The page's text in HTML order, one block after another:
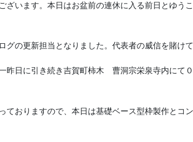
ざいます。本日はお盆前の連休に入る前日とゆう
グの更新担当となりました。代表者の威信を賭け
昨日に引き続き吉賀町柿木 曹洞宗栄泉寺内にて
ておりますので、本日は基礎ベース型枠製作とコ